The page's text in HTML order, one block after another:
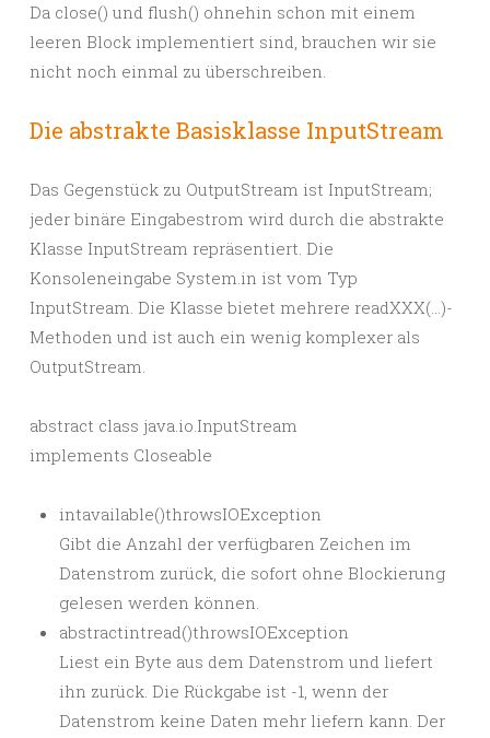
Da close() und flush() ohnehin schon mit einem
leeren Block implementiert sind, brauchen wir sie
nicht noch einmal zu überschreiben.
Die abstrakte Basisklasse InputStream
Das Gegenstück zu OutputStream ist InputStream;
jeder binäre Eingabestrom wird durch die abstrakte
Klasse InputStream repräsentiert. Die
Konsoleneingabe System.in ist vom Typ
InputStream. Die Klasse bietet mehrere readXXX(…)-
Methoden und ist auch ein wenig komplexer als
OutputStream.
abstract class java.io.InputStream
implements Closeable
intavailable()throwsIOException
Gibt die Anzahl der verfügbaren Zeichen im
Datenstrom zurück, die sofort ohne Blockierung
gelesen werden können.
abstractintread()throwsIOException
Liest ein Byte aus dem Datenstrom und liefert
ihn zurück. Die Rückgabe ist -1, wenn der
Datenstrom keine Daten mehr liefern kann. Der